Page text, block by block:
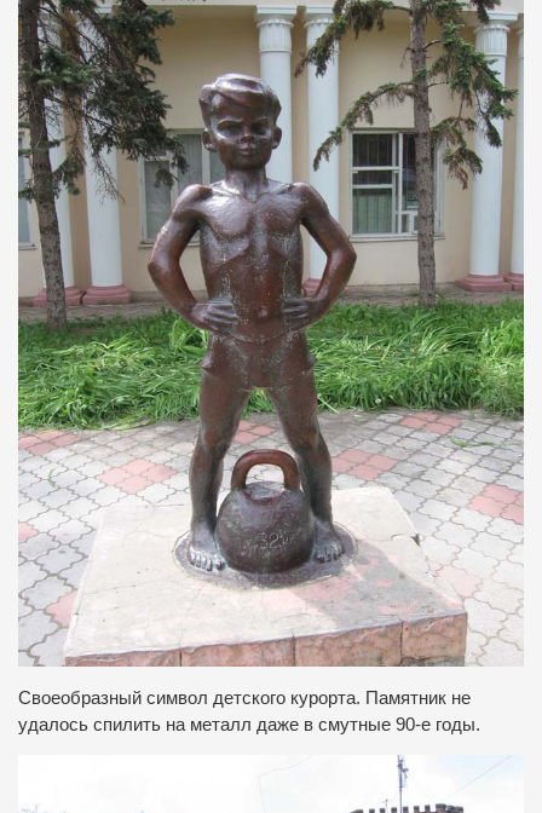
Своеобразный символ детского курорта. Памятник не
удалось спилить на металл даже в смутные 90-е годы.